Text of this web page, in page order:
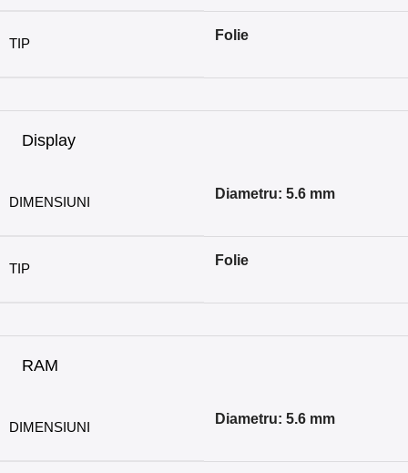
TIP
Folie
Display
DIMENSIUNI
Diametru: 5.6 mm
TIP
Folie
RAM
DIMENSIUNI
Diametru: 5.6 mm